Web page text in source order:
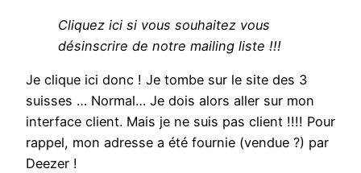
Cliquez ici si vous souhaitez vous
désinscrire de notre mailing liste !!!
Je clique ici donc ! Je tombe sur le site des 3
suisses … Normal… Je dois alors aller sur mon
interface client. Mais je ne suis pas client !!!! Pour
rappel, mon adresse a été fournie (vendue ?) par
Deezer !